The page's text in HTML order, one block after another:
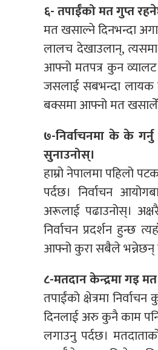
६- तपाईँको मत गुप्त
मत खसाल्ने दिनभन्दा
लालच देखाउलान्,
आफ्नो मतपत्र कुन
जसलाई सबभन्दा लायक
बक्समा आफ्नो मत खसालेँ
७-निर्वाचनमा के के
सुनाउनोस्।
हाम्रो नेपालमा पहिलो
पर्दछ। निर्वाचन
अरूलाई पढाउनोस्।
निर्वाचन प्रदर्शन हुन्छ
आफ्नो कुरा सबैले भन्नेछन्
८-मतदान केन्द्रमा गइ
तपाईंको क्षेत्रमा
दिनलाई अरु कुनै काम पनि
लगाउनु पर्दछ।